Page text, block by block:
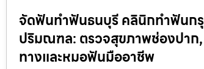
จัดฟันทำฟันธนบุรี คลินิกทำฟันก
ปริมณฑล: ตรวจสุขภาพช่องปา
ทางและหมอฟันมืออาชีพ